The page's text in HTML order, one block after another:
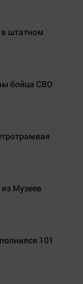
в штатном
бойца СВО
Музеев
101